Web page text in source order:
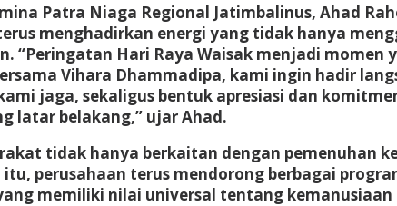
Patra Niaga Regional Jatimbalinus, Ahad
menghadirkan energi yang tidak hanya
“Peringatan Hari Raya Waisak menjadi
Vihara Dhammadipa, kami ingin hadir
jaga, sekaligus bentuk apresiasi dan
latar belakang,” ujar Ahad.
tidak hanya berkaitan dengan pemenuhan
perusahaan terus mendorong berbagai
memiliki nilai universal tentang kemanusiaan